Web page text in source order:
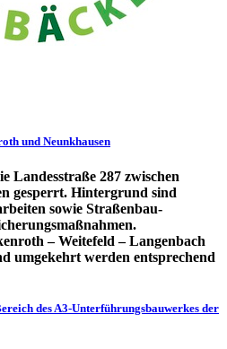
und Neunkhausen
Landesstraße 287 zwischen
gesperrt. Hintergrund sind
sowie Straßenbau-
– Weitefeld – Langenbach
umgekehrt werden entsprechend
des A3-Unterführungsbauwerkes der